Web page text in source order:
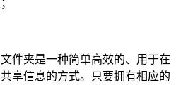
夹是一种简单高效的、用于在
享信息的方式。只要拥有相应的